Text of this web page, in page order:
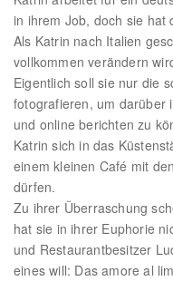
in ihrem Job, doch sie hat
Als Katrin nach Italien
vollkommen verändern
Eigentlich soll sie nur die
fotografieren, um darüber
und online berichten zu
Katrin sich in das
einem kleinen Café mit
dürfen.
Zu ihrer Überraschung
hat sie in ihrer Euphorie
und Restaurantbesitzer
eines will: Das amore al